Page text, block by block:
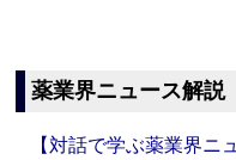
薬業界ニュース解説
【対話で学ぶ薬業界ニ